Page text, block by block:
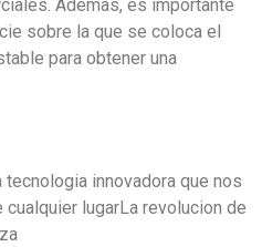
Ademas, es importante
sobre la que se coloca el
para obtener una
innovadora que nos
lugarLa revolucion de